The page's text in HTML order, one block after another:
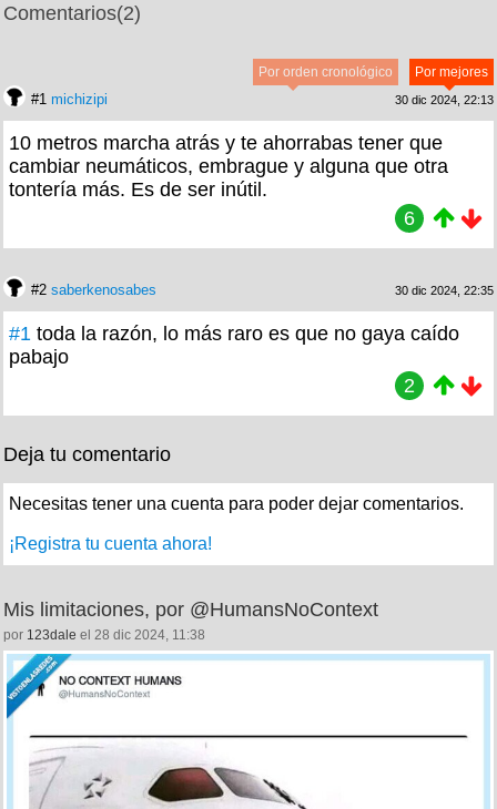
Comentarios(2)
Por mejores
Por orden cronológico
#1 michizipi 30 dic 2024, 22:13
10 metros marcha atrás y te ahorrabas tener que
cambiar neumáticos, embrague y alguna que otra
tontería más. Es de ser inútil.
6
#2 saberkenosabes 30 dic 2024, 22:35
#1 toda la razón, lo más raro es que no gaya caído
pabajo
2
Deja tu comentario
Necesitas tener una cuenta para poder dejar comentarios.
¡Registra tu cuenta ahora!
Mis limitaciones, por @HumansNoContext
por 123dale el 28 dic 2024, 11:38